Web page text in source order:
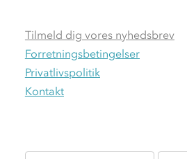
Tilmeld dig vores nyhedsbrev
Forretningsbetingelser
Privatlivspolitik
Kontakt